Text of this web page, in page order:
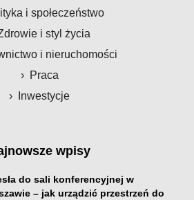
i społeczeństwo
i styl życia
i nieruchomości
Praca
Inwestycje
wpisy
do sali konferencyjnej w
– jak urządzić przestrzeń do